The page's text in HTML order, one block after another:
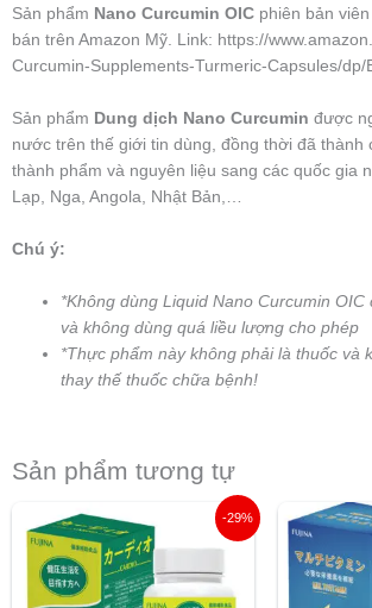
Sản phẩm Nano Curcumin OIC phiên bản
bán trên Amazon Mỹ. Link: https://
Curcumin-Supplements-Turmeric-Capsules/dp/
Sản phẩm Dung dịch Nano Curcumin được
nước trên thế giới tin dùng, đồng thời đã thành
thành phẩm và nguyên liệu sang các quốc gia
Lạp, Nga, Angola, Nhật Bản,…
Chú ý:
*Không dùng Liquid Nano Curcumin
và không dùng quá liều lượng cho phép
*Thực phẩm này không phải là thuốc và
thay thế thuốc chữa bệnh!
Sản phẩm tương tự
-29%
Giá
gốc
là:
680.000 ₫.
tại
là:
480.000 ₫.